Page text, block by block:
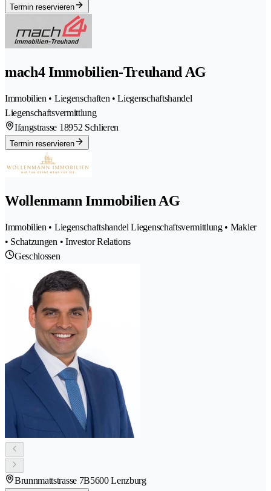
Termin reservieren
mach4 Immobilien-Treuhand AG
Immobilien • Liegenschaften • Liegenschaftshandel
Liegenschaftsvermittlung
Ifangstrasse 18952 Schlieren
Termin reservieren
Wollenmann Immobilien AG
Immobilien • Liegenschaftshandel Liegenschaftsvermittlung • Makler
• Schatzungen • Investor Relations
Geschlossen
Brunnmattstrasse 7B5600 Lenzburg